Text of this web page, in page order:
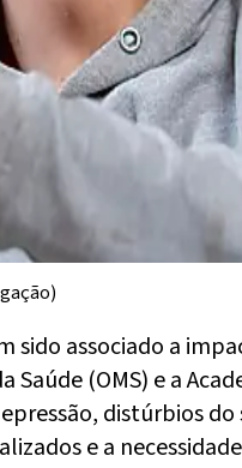
sido associado a
(OMS) e a
distúrbios
e a